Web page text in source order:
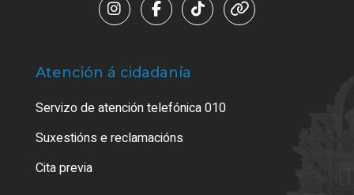
Atención á cidadanía
Servizo de atención telefónica 010
Suxestións e reclamacións
Cita previa